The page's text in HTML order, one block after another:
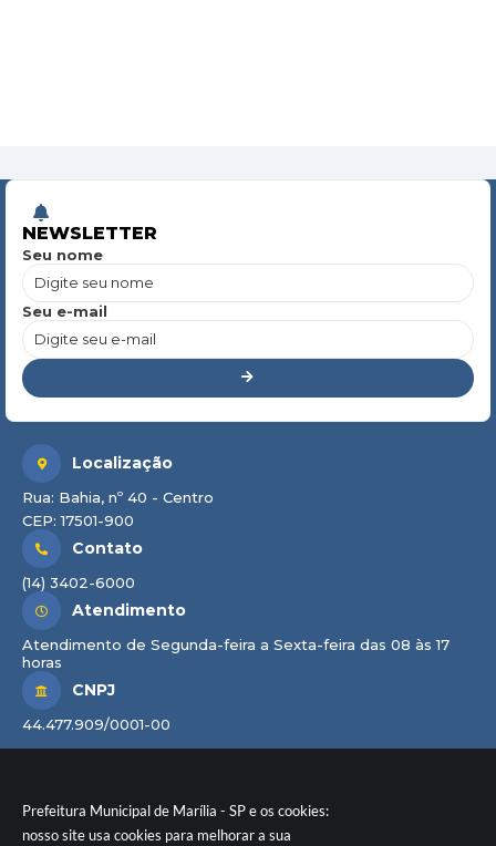
Prefeitura Municipal de Marília - SP e os cookies:
nosso site usa cookies para melhorar a sua
NEWSLETTER
Seu nome
Seu e-mail
Localização
Rua: Bahia, nº 40 - Centro
CEP: 17501-900
Contato
(14) 3402-6000
Atendimento
Atendimento de Segunda-feira a Sexta-feira das 08 às 17
horas
CNPJ
44.477.909/0001-00